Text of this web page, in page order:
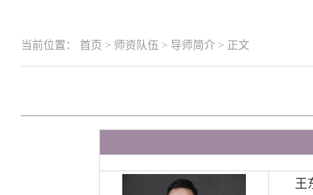
当前位置： 首页 > 师资队伍 > 导师简介 > 正文
王